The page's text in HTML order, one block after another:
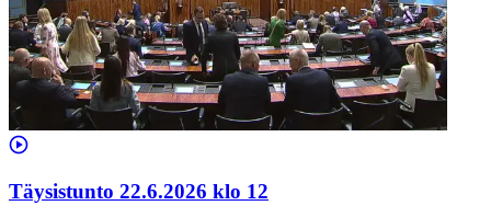
Täysistunto 22.6.2026 klo 12